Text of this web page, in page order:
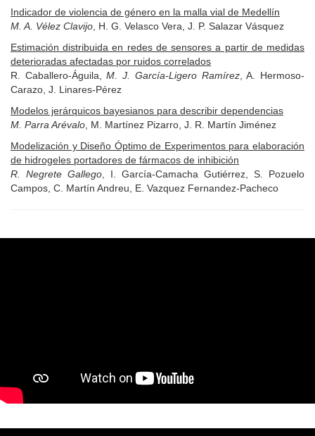
Indicador de violencia de género en la malla vial de Medellín
M. A. Vélez Clavijo , H. G. Velasco Vera, J. P. Salazar Vásquez
Estimación distribuida en redes de sensores a partir de medidas
deterioradas afectadas por ruidos correlados
R. Caballero-Águila,M. J. García-Ligero Ramírez, A. Hermoso-
Carazo, J. Linares-Pérez
Modelos jerárquicos bayesianos para describir dependencias
M. Parra Arévalo , M. Martínez Pizarro, J. R. Martín Jiménez
Modelización y Diseño Óptimo de Experimentos para elaboración
de hidrogeles portadores de fármacos de inhibición
R. Negrete Gallego , I. García-Camacha Gutiérrez, S. Pozuelo
Campos, C. Martín Andreu, E. Vazquez Fernandez-Pacheco